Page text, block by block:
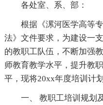
各处室、系、部：
根据《漯河医学高等
法》文件要求，为建设一
的教职工队伍，不断加强
师教育教学水平，提升教
平，现将20xx年度培训计
一、 教职工培训规划